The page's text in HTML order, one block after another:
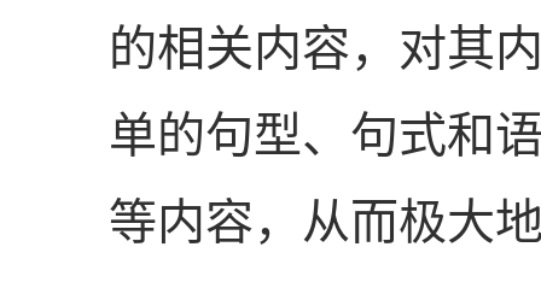
的相关内容，对其
单的句型、句式和
等内容，从而极大